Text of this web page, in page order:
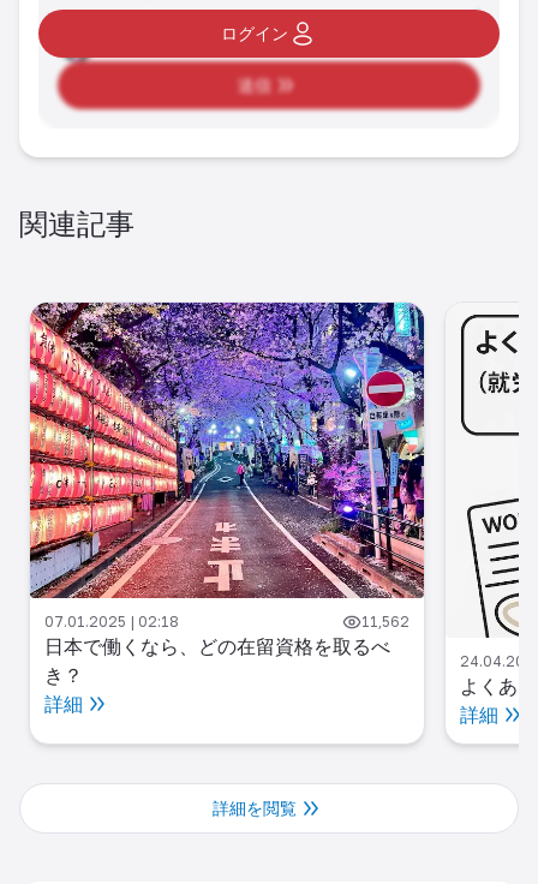
送信
ログイン
関連記事
07.01.2025 | 02:18 11,562
日本で働くなら、どの在留資格を取るべ
き？
詳細
よくあ
詳細
詳細を閲覧